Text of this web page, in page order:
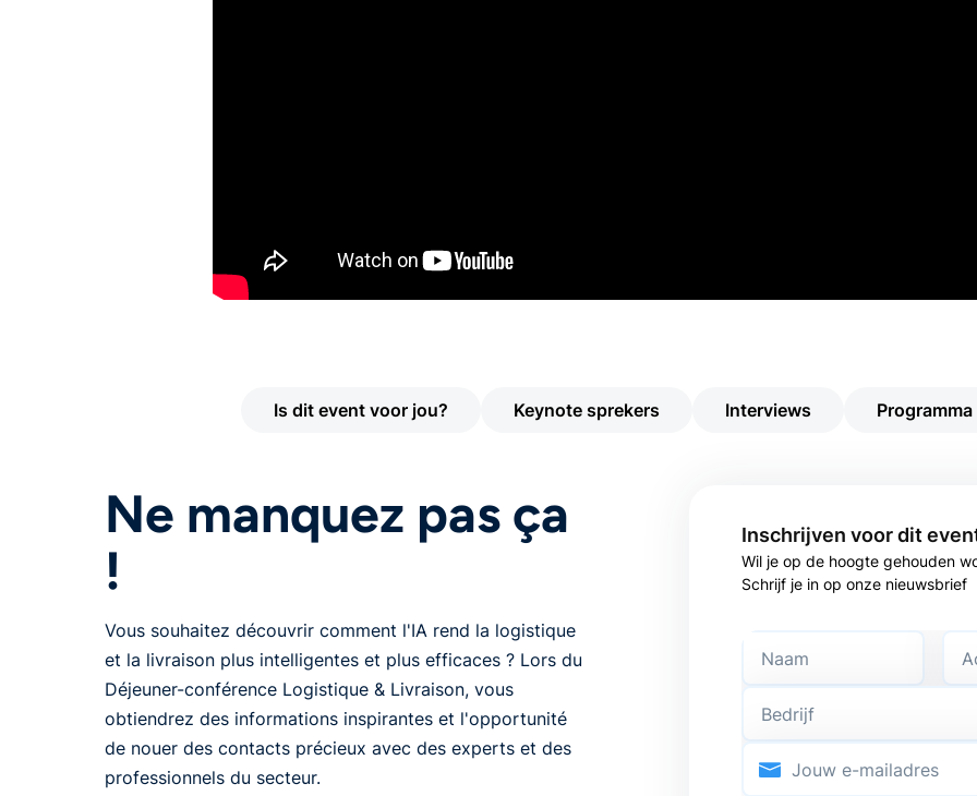
Is dit event voor jou? Keynote sprekers Interviews Programma
Ne manquez pas ça
!
Vous souhaitez découvrir comment l'IA rend la logistique
et la livraison plus intelligentes et plus efficaces ? Lors du
Déjeuner-conférence Logistique & Livraison, vous
obtiendrez des informations inspirantes et l'opportunité
de nouer des contacts précieux avec des experts et des
professionnels du secteur.
Inschrijven voor dit
Wil je op de hoogte gehouden
Schrijf je in op onze nieuwsbrief